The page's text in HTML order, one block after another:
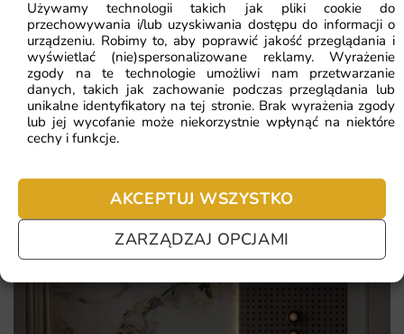
Używamy technologii takich jak pliki cookie do
przechowywania i/lub uzyskiwania dostępu do informacji o
urządzeniu. Robimy to, aby poprawić jakość przeglądania i
wyświetlać (nie)spersonalizowane reklamy. Wyrażenie
zgody na te technologie umożliwi nam przetwarzanie
danych, takich jak zachowanie podczas przeglądania lub
unikalne identyfikatory na tej stronie. Brak wyrażenia zgody
lub jej wycofanie może niekorzystnie wpłynąć na niektóre
cechy i funkcje.
AKCEPTUJ WSZYSTKO
ZARZĄDZAJ OPCJAMI
artystyczny, malarski efekt podkreślający indywidualny
smak
do wyboru kilka rodzajów podłoża, w tym flizelina premium
i winyle
unikatowy motyw Ciemny Tusz, którego nie znajdziesz w
estetyka, która świetnie współgra z popularnymi stylami
wnętrz
Najczęściej zadawane pytania
Pomagamy i doradzamy przy każdym zakupie. Ale jeżeli
nie chcesz czekać – sprawdź najczęściej zadawane pytania.